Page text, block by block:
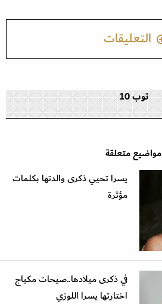
التعليقات
توب 10
مواضيع متعلقة
يسرا تحيي ذكرى والدتها بكلمات
مؤثرة
في ذكرى ميلادها..صيحات مكياج
اختارتها يسرا اللوزي